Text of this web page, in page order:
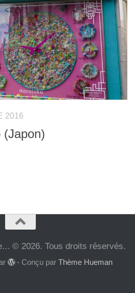
2016
(Japon)
© 2026. Tous droits réservés.
- Conçu parThème Hueman